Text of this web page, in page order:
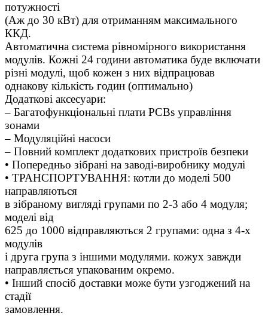
потужності
(Аж до 30 кВт) для отриманням максимального
ККД.
Автоматична система рівномірного використання
модулів. Кожні 24 години автоматика буде включати
різні модулі, щоб кожен з них відпрацював
однакову кількість годин (оптимально)
Додаткові аксесуари:
– Багатофункціональні плати PCBs управління
зонами
– Модуляційні насоси
– Повний комплект додаткових пристроїв безпеки
• Попередньо зібрані на заводі-виробнику модулі
• ТРАНСПОРТУВАННЯ: котли до моделі 500
направляються
в зібраному вигляді групами по 2-3 або 4 модуля;
моделі від
625 до 1000 відправляються 2 групами: одна з 4-х
модулів
і друга група з іншими модулями. кожух завжди
направляється упакованим окремо.
• Інший спосіб доставки може бути узгоджений на
стадії
замовлення.